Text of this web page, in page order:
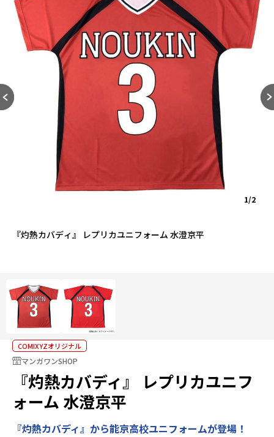
『灼熱カバディ』 レプリカユニフォーム 水澄京平
1/2
COMIXYZオリジナル
マンガワンSHOP
『灼熱カバディ』 レプリカユニフ
ォーム 水澄京平
『灼熱カバディ』から能京高校ユニフォームが登場！